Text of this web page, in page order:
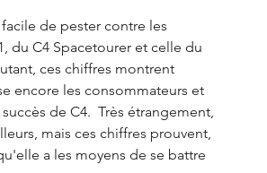
de pester contre les
du C4 Spacetourer et celle du
ces chiffres montrent
encore les consommateurs et
de C4.  Très étrangement,
mais ces chiffres prouvent,
a les moyens de se battre